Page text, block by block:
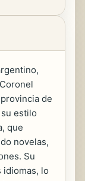
de
estilo
que
novelas,
Su
idiomas, lo